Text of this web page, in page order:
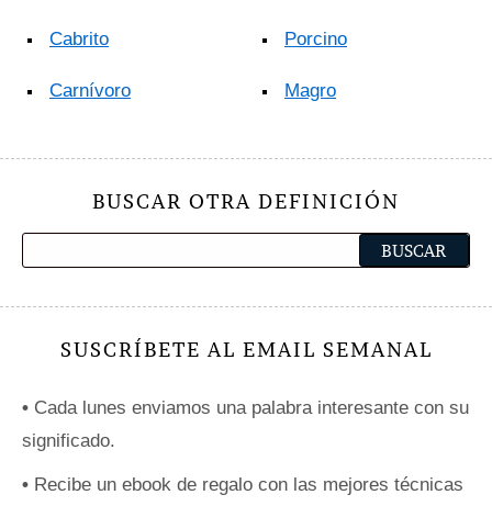
Cabrito
Carnívoro
Porcino
Magro
BUSCAR OTRA DEFINICIÓN
SUSCRÍBETE AL EMAIL SEMANAL
• Cada lunes enviamos una palabra interesante con su
significado.
• Recibe un ebook de regalo con las mejores técnicas